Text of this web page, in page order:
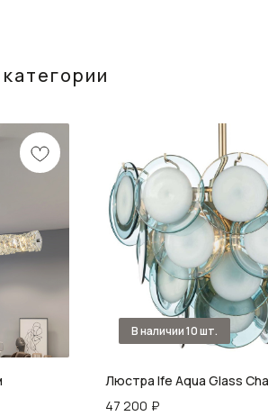
Люстра Ife Aqua Glass
47 200 ₽